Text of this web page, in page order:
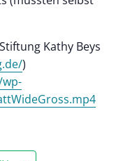
Kathy Beys
)